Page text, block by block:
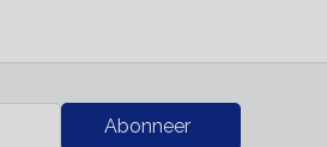
Abonneer